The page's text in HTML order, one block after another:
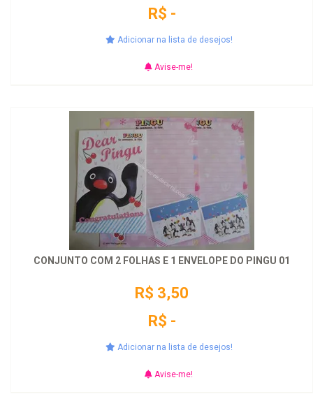
R$ -
Adicionar na lista de desejos!
Avise-me!
CONJUNTO COM 2 FOLHAS E 1 ENVELOPE DO PINGU 01
R$ 3,50
R$ -
Adicionar na lista de desejos!
Avise-me!